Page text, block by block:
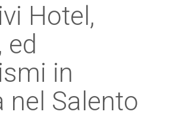
Hotel,
ed
in
nel Salento